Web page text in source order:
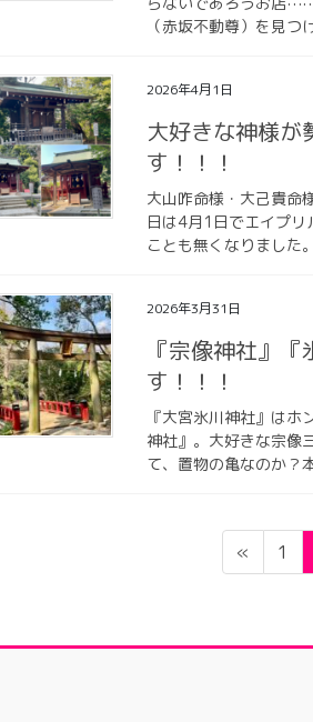
（赤坂不動尊）を見
2026年4月1日
大好きな神様が
す！！！
大山咋命様・大己貴命
日は4月1日でエイプリ
ことも無くなりまし
2026年3月31日
『宗像神社』
す！！！
『大宮氷川神社』は
神社』。大好きな宗像
て、置物の亀なのか
«
ペ
ー
1